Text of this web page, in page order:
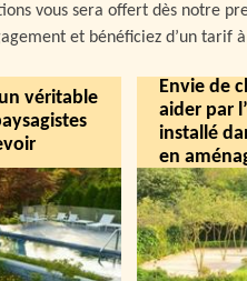
vous sera offert dès notre
et bénéficiez d’un tarif
véritable
Envie de
aider par
installé
en